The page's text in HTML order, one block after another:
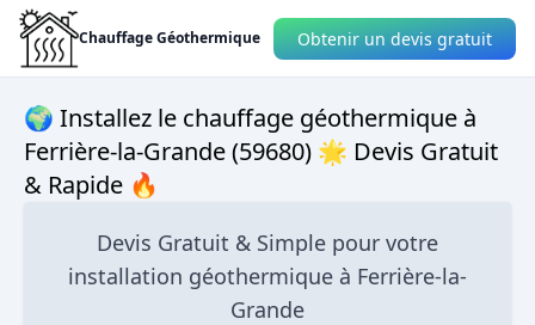
Chauffage Géothermique Obtenir un devis gratuit
🌍 Installez le chauffage géothermique à
Ferrière-la-Grande (59680) 🌟 Devis Gratuit
& Rapide 🔥
Devis Gratuit & Simple pour votre
installation géothermique à Ferrière-la-
Grande